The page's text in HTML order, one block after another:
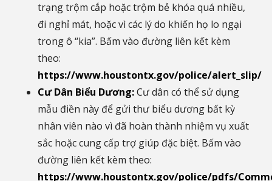
trạng trộm cắp hoặc trộm bẻ khóa quá nhiều,
đi nghỉ mát, hoặc vì các lý do khiến họ lo ngại
trong ô “kia”. Bấm vào đường liên kết kèm
theo:
https://www.houstontx.gov/police/alert_slip/
Cư Dân Biểu Dương:Cư dân có thể sử dụng
mẫu điền này để gửi thư biểu dương bất kỳ
nhân viên nào vì đã hoàn thành nhiệm vụ xuất
sắc hoặc cung cấp trợ giúp đặc biệt. Bấm vào
đường liên kết kèm theo:
https://www.houstontx.gov/police/pdfs/